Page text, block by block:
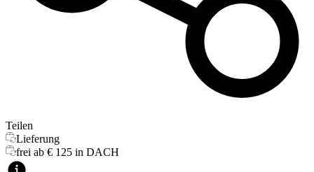
Teilen
Lieferung
frei ab € 125 in DACH